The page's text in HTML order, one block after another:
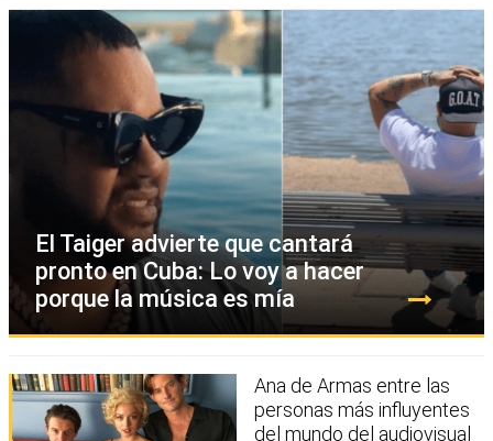
El Taiger advierte que cantará
pronto en Cuba: Lo voy a hacer
porque la música es mía
Ana de Armas entre las
personas más influyentes
del mundo del audiovisual